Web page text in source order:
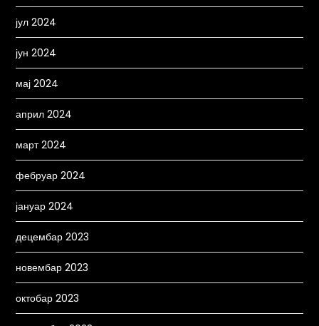
јул 2024
јун 2024
мај 2024
април 2024
март 2024
фебруар 2024
јануар 2024
децембар 2023
новембар 2023
октобар 2023